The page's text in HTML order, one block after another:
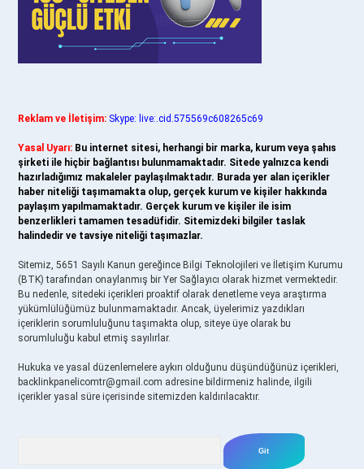
Reklam ve İletişim: Skype: live:.cid.575569c608265c69
Yasal Uyarı: Bu internet sitesi, herhangi bir marka, kurum veya şahıs
şirketi ile hiçbir bağlantısı bulunmamaktadır. Sitede yalnızca kendi
hazırladığımız makaleler paylaşılmaktadır. Burada yer alan içerikler
haber niteliği taşımamakta olup, gerçek kurum ve kişiler hakkında
paylaşım yapılmamaktadır. Gerçek kurum ve kişiler ile isim
benzerlikleri tamamen tesadüfidir. Sitemizdeki bilgiler taslak
halindedir ve tavsiye niteliği taşımazlar.
Sitemiz, 5651 Sayılı Kanun gereğince Bilgi Teknolojileri ve İletişim Kurumu
(BTK) tarafından onaylanmış bir Yer Sağlayıcı olarak hizmet vermektedir.
Bu nedenle, sitedeki içerikleri proaktif olarak denetleme veya araştırma
yükümlülüğümüz bulunmamaktadır. Ancak, üyelerimiz yazdıkları
içeriklerin sorumluluğunu taşımakta olup, siteye üye olarak bu
sorumluluğu kabul etmiş sayılırlar.
Hukuka ve yasal düzenlemelere aykırı olduğunu düşündüğünüz içerikleri,
backlinkpanelicomtr@gmail.com adresine bildirmeniz halinde, ilgili
içerikler yasal süre içerisinde sitemizden kaldırılacaktır.